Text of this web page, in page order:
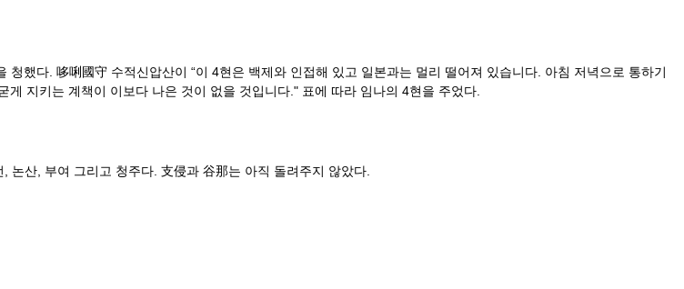
했다. 哆唎國守 수적신압산이 “이 4현은 백제와 인접해 있고 일본과는 멀리 떨어져 있습니다. 아침 저녁으로 통하기
지키는 계책이 이보다 나은 것이 없을 것입니다." 표에 따라 임나의 4현을 주었다.
논산, 부여 그리고 청주다. 支侵과 谷那는 아직 돌려주지 않았다.